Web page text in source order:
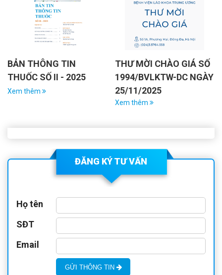
BẢN THÔNG TIN
THUỐC SỐ II - 2025
Xem thêm
THƯ MỜI CHÀO GIÁ SỐ
1994/BVLKTW-DC NGÀY
25/11/2025
Xem thêm
ĐĂNG KÝ TƯ VẤN
Họ tên
SĐT
Email
GỬI THÔNG TIN